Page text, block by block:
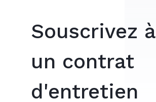
Souscrivez à
un contrat
d'entretien